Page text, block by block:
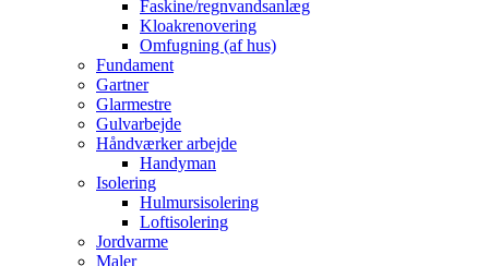
Faskine/regnvandsanlæg
Kloakrenovering
Omfugning (af hus)
Fundament
Gartner
Glarmestre
Gulvarbejde
Håndværker arbejde
Handyman
Isolering
Hulmursisolering
Loftisolering
Jordvarme
Maler